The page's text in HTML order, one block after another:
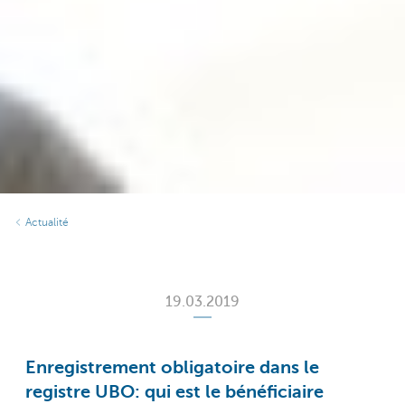
Actualité
19.03.2019
Enregistrement obligatoire dans le
registre UBO: qui est le bénéficiaire